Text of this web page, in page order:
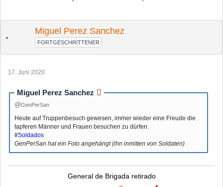
Miguel Perez Sanchez
FORTGESCHRITTENER
17. Juni 2020
Miguel Perez Sanchez
GenPerSan
Heute auf Truppenbesuch gewesen, immer wieder eine Freude die
tapferen Männer und Frauen besuchen zu dürfen.
#Soldados
GenPerSan hat ein Foto angehängt (ihn inmitten von Soldaten)
General de Brigada retirado